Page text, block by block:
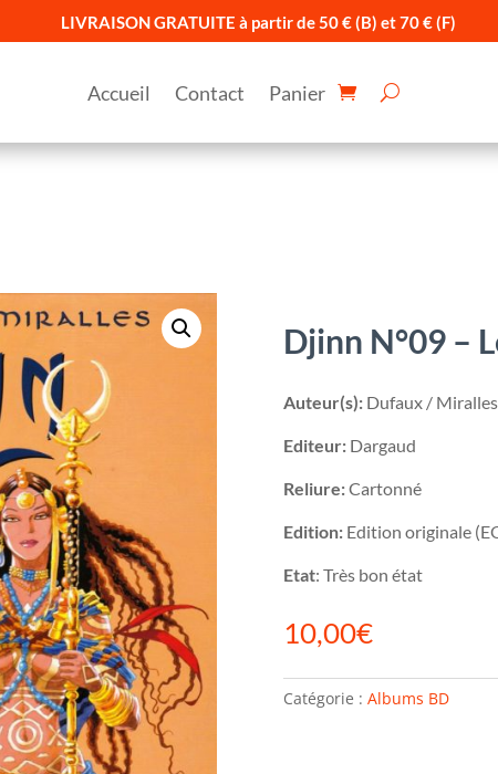
LIVRAISON GRATUITE à partir de 50 € (B) et 70 € (F)
Accueil Contact Panier
Djinn N°09 –
Auteur(s):Dufaux / Miralles
Editeur:Dargaud
Reliure:Cartonné
Edition:Edition originale
Etat: Très bon état
10,00€
Catégorie : Albums BD